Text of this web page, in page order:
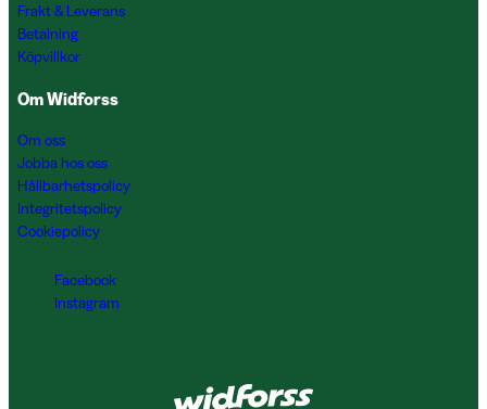
Frakt & Leverans
Betalning
Köpvillkor
Om Widforss
Om oss
Jobba hos oss
Hållbarhetspolicy
Integritetspolicy
Cookiepolicy
Facebook
Instagram